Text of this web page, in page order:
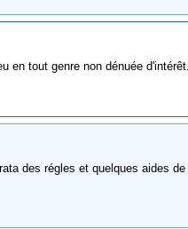
en tout genre non dénuée d'intérêt.
des régles et quelques aides